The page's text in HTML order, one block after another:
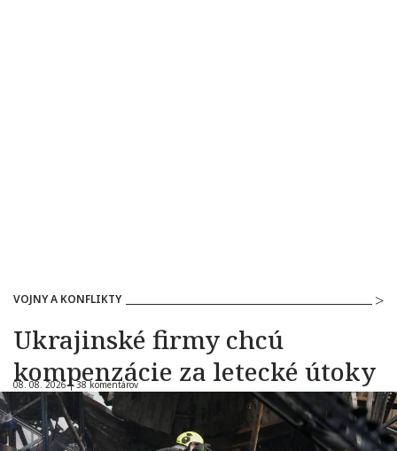
VOJNY A KONFLIKTY
Ukrajinské firmy chcú
kompenzácie za letecké útoky
08. 08. 2026 |38 komentárov